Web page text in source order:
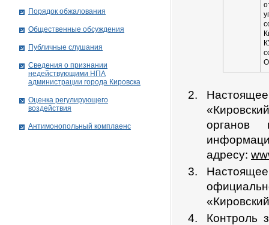
Настоящее
органов
адресу:
Контроль
Порядок обжалования
Общественные обсуждения
Публичные слушания
Сведения о признании
недействующими НПА
администрации города Кировскa
Оценка регулирующего
воздействия
Антимонопольный комплаенс